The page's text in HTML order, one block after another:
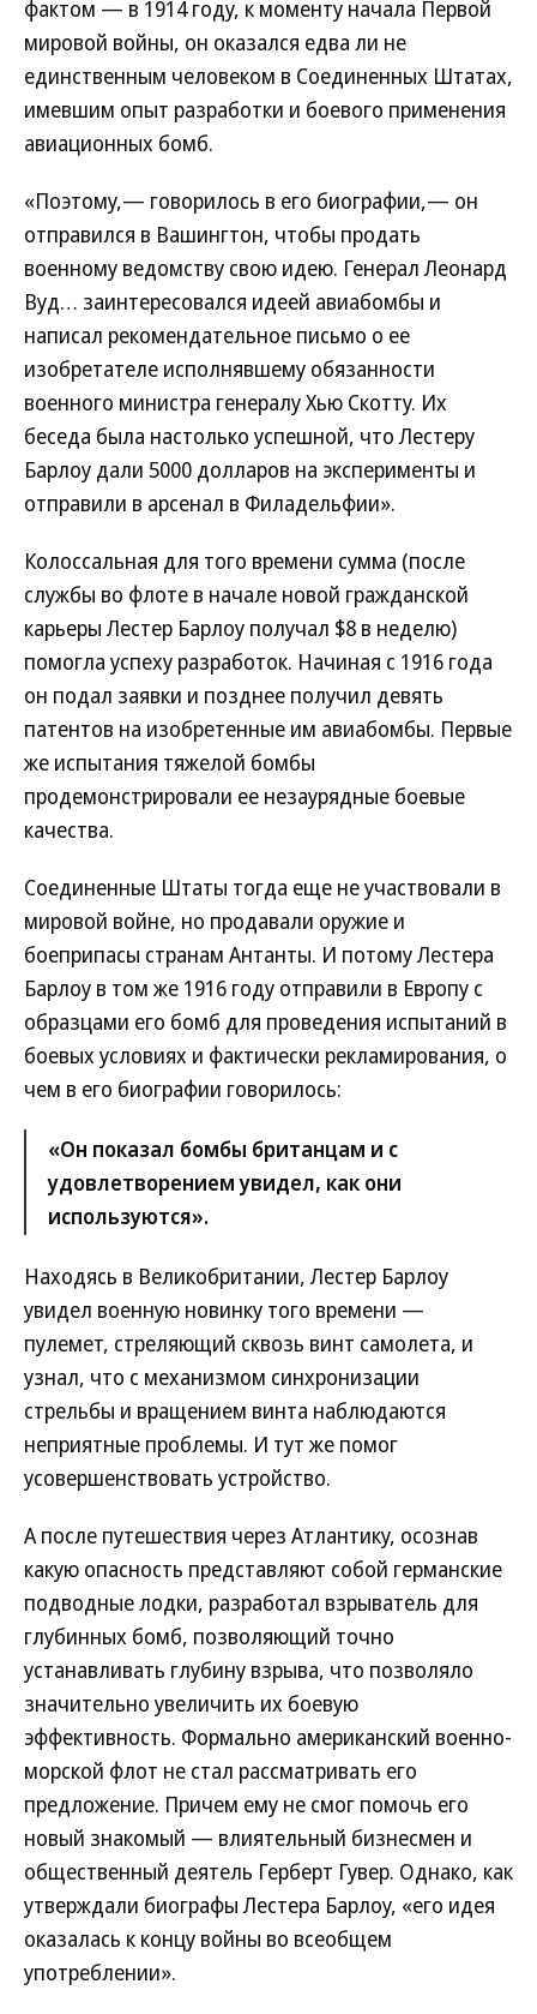
фактом — в 1914 году, к моменту начала Первой
мировой войны, он оказался едва ли не
единственным человеком в Соединенных Штатах,
имевшим опыт разработки и боевого применения
авиационных бомб.
«Поэтому,— говорилось в его биографии,— он
отправился в Вашингтон, чтобы продать
военному ведомству свою идею. Генерал Леонард
Вуд… заинтересовался идеей авиабомбы и
написал рекомендательное письмо о ее
изобретателе исполнявшему обязанности
военного министра генералу Хью Скотту. Их
беседа была настолько успешной, что Лестеру
Барлоу дали 5000 долларов на эксперименты и
отправили в арсенал в Филадельфии».
Колоссальная для того времени сумма (после
службы во флоте в начале новой гражданской
карьеры Лестер Барлоу получал $8 в неделю)
помогла успеху разработок. Начиная с 1916 года
он подал заявки и позднее получил девять
патентов на изобретенные им авиабомбы. Первые
же испытания тяжелой бомбы
продемонстрировали ее незаурядные боевые
качества.
Соединенные Штаты тогда еще не участвовали в
мировой войне, но продавали оружие и
боеприпасы странам Антанты. И потому Лестера
Барлоу в том же 1916 году отправили в Европу с
образцами его бомб для проведения испытаний в
боевых условиях и фактически рекламирования, о
чем в его биографии говорилось:
«Он показал бомбы британцам и с
удовлетворением увидел, как они
используются».
Находясь в Великобритании, Лестер Барлоу
увидел военную новинку того времени —
пулемет, стреляющий сквозь винт самолета, и
узнал, что с механизмом синхронизации
стрельбы и вращением винта наблюдаются
неприятные проблемы. И тут же помог
усовершенствовать устройство.
А после путешествия через Атлантику, осознав
какую опасность представляют собой германские
подводные лодки, разработал взрыватель для
глубинных бомб, позволяющий точно
устанавливать глубину взрыва, что позволяло
значительно увеличить их боевую
эффективность. Формально американский военно-
морской флот не стал рассматривать его
предложение. Причем ему не смог помочь его
новый знакомый — влиятельный бизнесмен и
общественный деятель Герберт Гувер. Однако, как
утверждали биографы Лестера Барлоу, «его идея
оказалась к концу войны во всеобщем
употреблении».